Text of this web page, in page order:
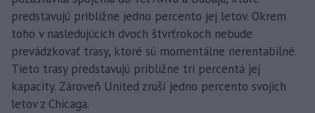
predstavujú približne jedno percento jej letov. Okrem
toho v nasledujúcich dvoch štvrťrokoch nebude
prevádzkovať trasy, ktoré sú momentálne nerentabilné.
Tieto trasy predstavujú približne tri percentá jej
kapacity. Zároveň United zruší jedno percento svojich
letov z Chicaga.